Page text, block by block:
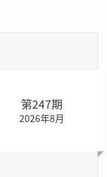
第247期
2026年8月